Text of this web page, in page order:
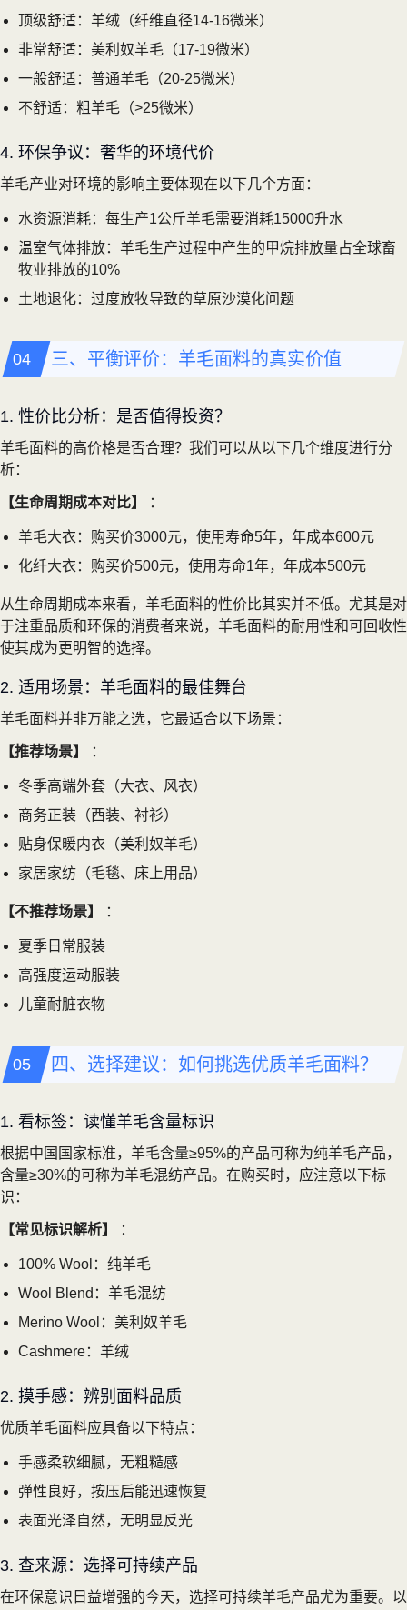
顶级舒适：羊绒（纤维直径14-16微米）
非常舒适：美利奴羊毛（17-19微米）
一般舒适：普通羊毛（20-25微米）
不舒适：粗羊毛（>25微米）
4. 环保争议：奢华的环境代价
羊毛产业对环境的影响主要体现在以下几个方面：
水资源消耗：每生产1公斤羊毛需要消耗15000升水
温室气体排放：羊毛生产过程中产生的甲烷排放量占全球畜
牧业排放的10%
土地退化：过度放牧导致的草原沙漠化问题
三、平衡评价：羊毛面料的真实价值
1. 性价比分析：是否值得投资？
羊毛面料的高价格是否合理？我们可以从以下几个维度进行分
析：
【生命周期成本对比】 ：
羊毛大衣：购买价3000元，使用寿命5年，年成本600元
化纤大衣：购买价500元，使用寿命1年，年成本500元
从生命周期成本来看，羊毛面料的性价比其实并不低。尤其是对
于注重品质和环保的消费者来说，羊毛面料的耐用性和可回收性
使其成为更明智的选择。
2. 适用场景：羊毛面料的最佳舞台
羊毛面料并非万能之选，它最适合以下场景：
【推荐场景】 ：
冬季高端外套（大衣、风衣）
商务正装（西装、衬衫）
贴身保暖内衣（美利奴羊毛）
家居家纺（毛毯、床上用品）
【不推荐场景】 ：
夏季日常服装
高强度运动服装
儿童耐脏衣物
四、选择建议：如何挑选优质羊毛面料？
1. 看标签：读懂羊毛含量标识
根据中国国家标准，羊毛含量≥95%的产品可称为纯羊毛产品，
含量≥30%的可称为羊毛混纺产品。在购买时，应注意以下标
识：
【常见标识解析】 ：
100% Wool：纯羊毛
Wool Blend：羊毛混纺
Merino Wool：美利奴羊毛
Cashmere：羊绒
2. 摸手感：辨别面料品质
优质羊毛面料应具备以下特点：
手感柔软细腻，无粗糙感
弹性良好，按压后能迅速恢复
表面光泽自然，无明显反光
3. 查来源：选择可持续产品
在环保意识日益增强的今天，选择可持续羊毛产品尤为重要。以